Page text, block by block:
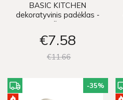
BASIC KITCHEN
dekoratyvinis padėklas -
pilkas
€7 58
€1166
-35%